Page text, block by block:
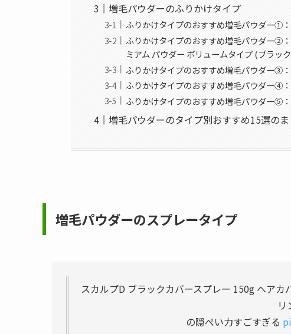
増毛パウダーのふりかけタイプ
ふりかけタイプのおすすめ増毛パウダー①
ふりかけタイプのおすすめ増毛パウダー②
ミアム パウダー ボリュームタイプ (ブラッ
ふりかけタイプのおすすめ増毛パウダー③
ふりかけタイプのおすすめ増毛パウダー④
ふりかけタイプのおすすめ増毛パウダー⑤
増毛パウダーのタイプ別おすすめ15選のま
増毛パウダーのスプレータイプ
スカルプD ブラックカバースプレー 150g へア
リ
の隠ぺい力すごすぎる